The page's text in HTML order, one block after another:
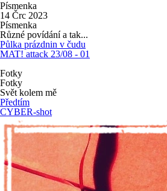
Písmenka
14 Črc 2023
Písmenka
Různé povídání a tak...
Půlka prázdnin v čudu
MAT! attack 23/08 - 01
Fotky
Fotky
Svět kolem mě
Předtím
CYBER-shot